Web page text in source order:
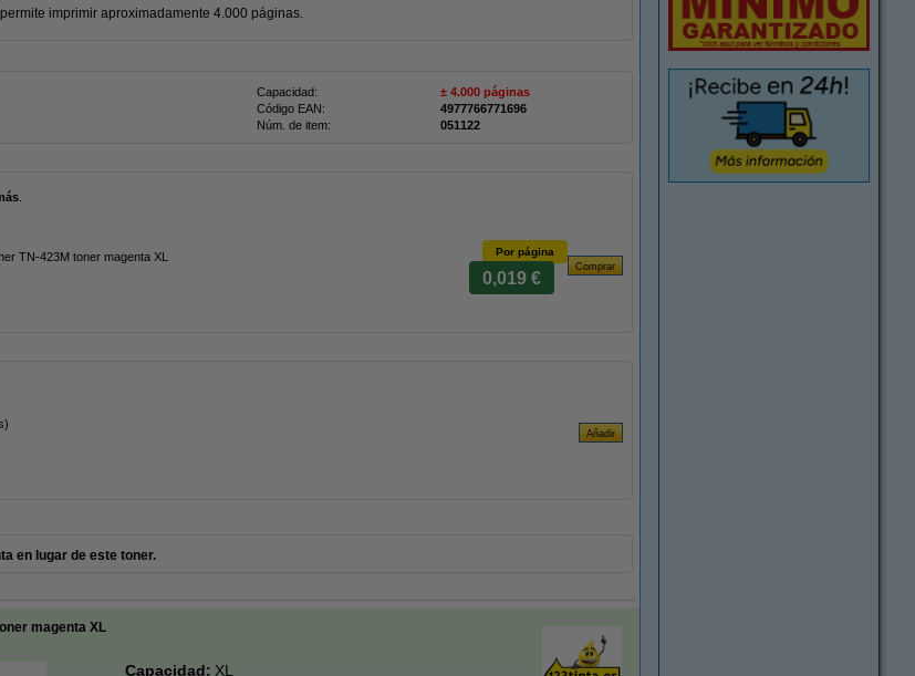
imprimir aproximadamente 4.000 páginas.
Capacidad:
± 4.000 páginas
Código EAN:
4977766771696
Núm. de item: 051122
TN-423M toner magenta XL
Por página
0,019 €
en lugar de este toner.
magenta XL
Capacidad: XL